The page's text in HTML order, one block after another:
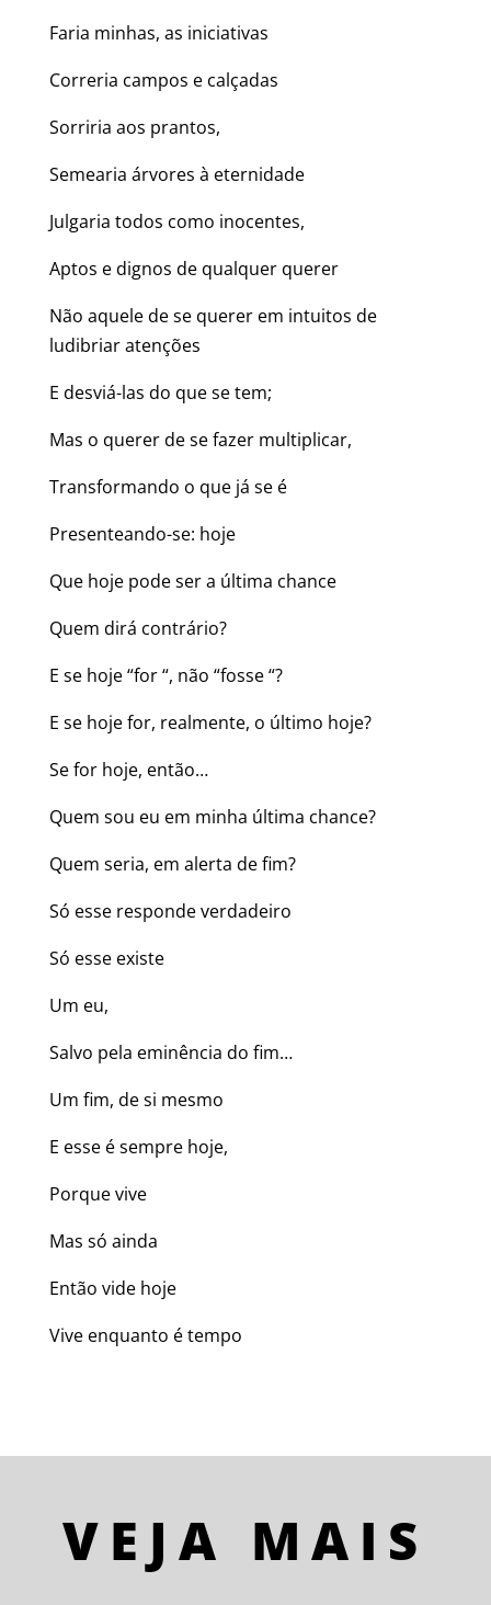
Faria minhas, as iniciativas
Correria campos e calçadas
Sorriria aos prantos,
Semearia árvores à eternidade
Julgaria todos como inocentes,
Aptos e dignos de qualquer querer
Não aquele de se querer em intuitos de
ludibriar atenções
E desviá-las do que se tem;
Mas o querer de se fazer multiplicar,
Transformando o que já se é
Presenteando-se: hoje
Que hoje pode ser a última chance
Quem dirá contrário?
E se hoje “for “, não “fosse “?
E se hoje for, realmente, o último hoje?
Se for hoje, então…
Quem sou eu em minha última chance?
Quem seria, em alerta de fim?
Só esse responde verdadeiro
Só esse existe
Um eu,
Salvo pela eminência do fim…
Um fim, de si mesmo
E esse é sempre hoje,
Porque vive
Mas só ainda
Então vide hoje
Vive enquanto é tempo
VEJA MAIS